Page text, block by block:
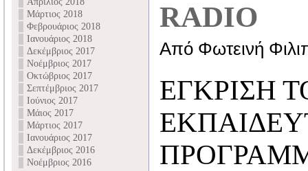
Μάρτιος 2018
Φεβρουάριος 2018
Ιανουάριος 2018
Δεκέμβριος 2017
Νοέμβριος 2017
Οκτώβριος 2017
Σεπτέμβριος 2017
Ιούνιος 2017
Μάιος 2017
Μάρτιος 2017
Ιανουάριος 2017
Δεκέμβριος 2016
Νοέμβριος 2016
RADIO
Από Φωτεινή
ΕΓΚΡΙΣΗ